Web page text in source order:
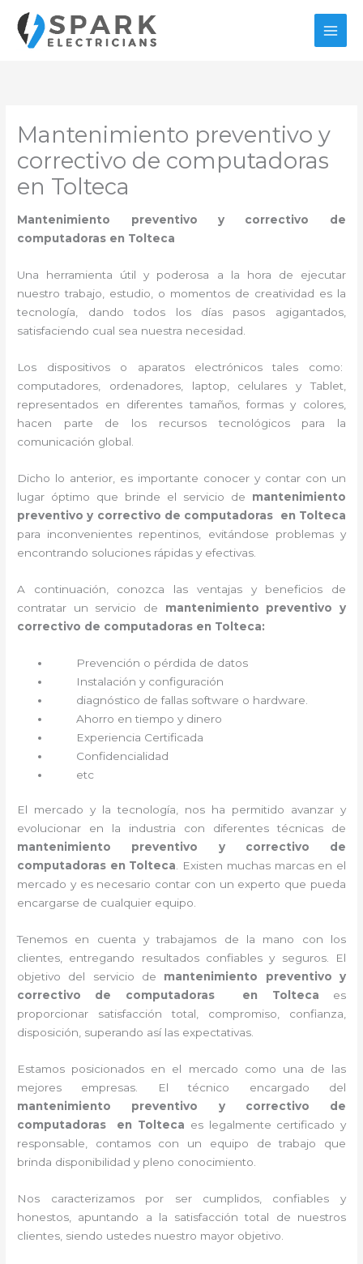
contenido
Mantenimiento preventivo y
correctivo de computadoras
en Tolteca
Mantenimiento preventivo y correctivo de
computadoras en Tolteca
Una herramienta útil y poderosa a la hora de ejecutar
nuestro trabajo, estudio, o momentos de creatividad es la
tecnología, dando todos los días pasos agigantados,
satisfaciendo cual sea nuestra necesidad.
Los dispositivos o aparatos electrónicos tales como:
computadores, ordenadores, laptop, celulares y Tablet,
representados en diferentes tamaños, formas y colores,
hacen parte de los recursos tecnológicos para la
comunicación global.
Dicho lo anterior, es importante conocer y contar con un
lugar óptimo que brinde el servicio de mantenimiento
preventivo y correctivo de computadoras en Tolteca
para inconvenientes repentinos, evitándose problemas y
encontrando soluciones rápidas y efectivas.
A continuación, conozca las ventajas y beneficios de
contratar un servicio de mantenimiento preventivo y
correctivo de computadoras en Tolteca:
Prevención o pérdida de datos
Instalación y configuración
diagnóstico de fallas software o hardware
Ahorro en tiempo y dinero
Experiencia Certificada
Confidencialidad
etc
El mercado y la tecnología, nos ha permitido avanzar y
evolucionar en la industria con diferentes técnicas de
mantenimiento preventivo y correctivo de
computadoras en Tolteca . Existen muchas marcas en el
mercado y es necesario contar con un experto que pueda
encargarse de cualquier equipo.
Tenemos en cuenta y trabajamos de la mano con los
clientes, entregando resultados confiables y seguros. El
objetivo del servicio de mantenimiento preventivo y
correctivo de computadoras en Tolteca es
proporcionar satisfacción total, compromiso, confianza,
disposición, superando así las expectativas.
Estamos posicionados en el mercado como una de las
mejores empresas. El técnico encargado del
mantenimiento preventivo y correctivo de
computadoras en Tolteca es legalmente certificado y
responsable, contamos con un equipo de trabajo que
brinda disponibilidad y pleno conocimiento.
Nos caracterizamos por ser cumplidos, confiables y
honestos, apuntando a la satisfacción total de nuestros
clientes, siendo ustedes nuestro mayor objetivo.